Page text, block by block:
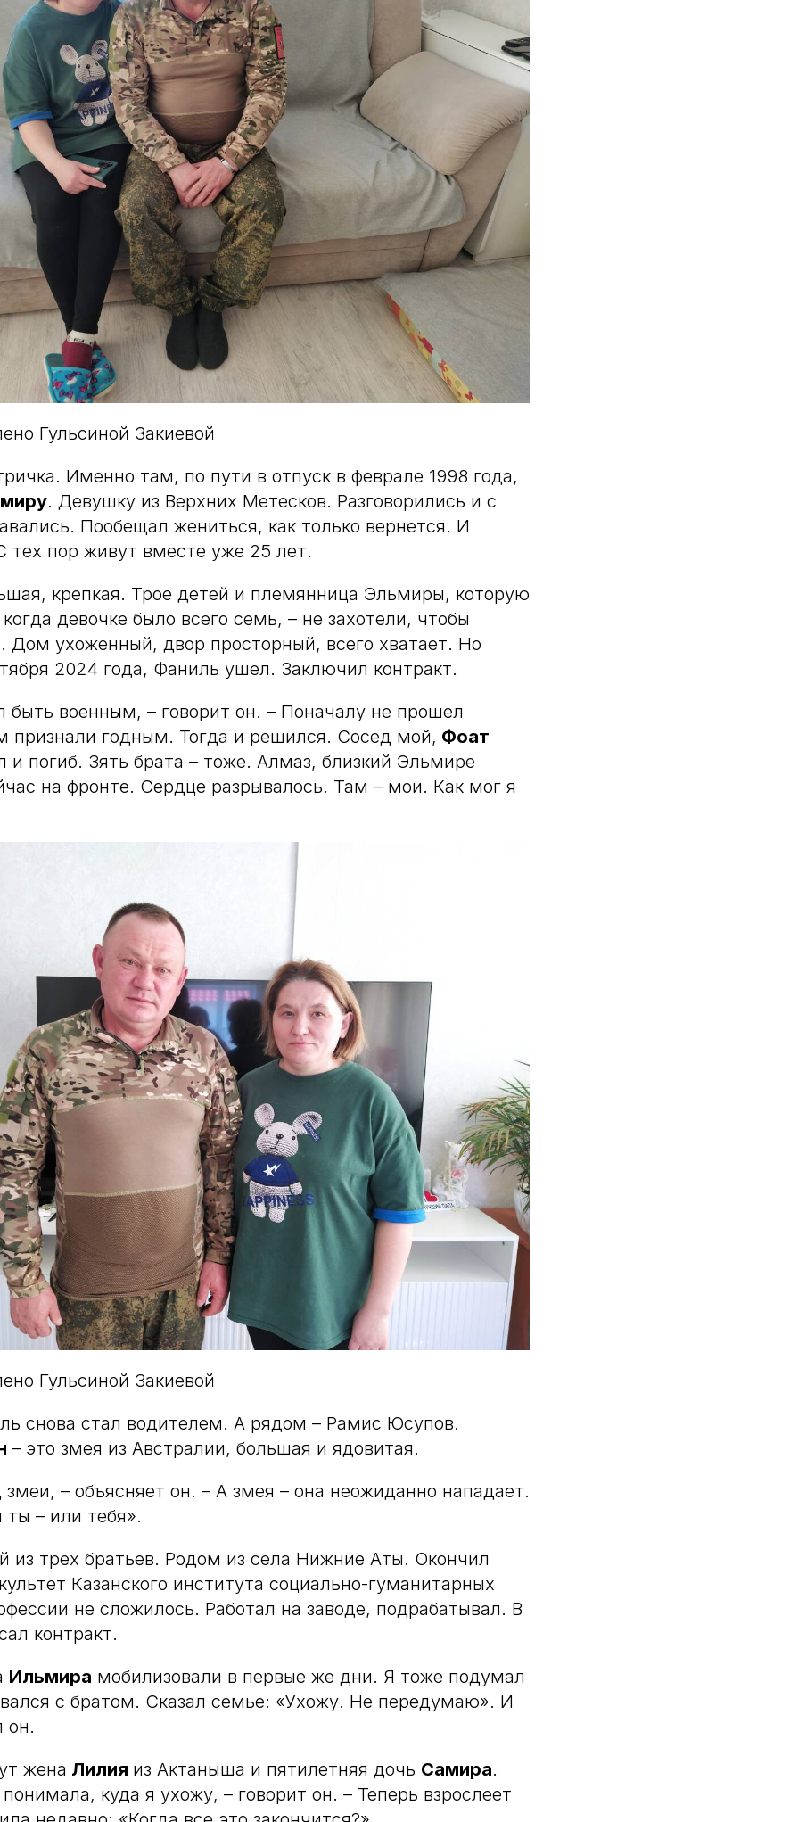
Гульсиной Закиевой
Именно там, по пути в отпуск в феврале 1998 года,
. Девушку из Верхних Метесков. Разговорились и с
Пообещал жениться, как только вернется. И
тех пор живут вместе уже 25 лет.
крепкая. Трое детей и племянница Эльмиры, которую
девочке было всего семь, – не захотели, чтобы
Дом ухоженный, двор просторный, всего хватает. Но
2024 года, Фаниль ушел. Заключил контракт.
быть военным, – говорит он. – Поначалу не прошел
признали годным. Тогда и решился. Сосед мой, Фоат
и погиб. Зять брата – тоже. Алмаз, близкий Эльмире
на фронте. Сердце разрывалось. Там – мои. Как мог я
Гульсиной Закиевой
снова стал водителем. А рядом – Рамис Юсупов.
– это змея из Австралии, большая и ядовитая.
змеи, – объясняет он. – А змея – она неожиданно нападает.
– или тебя».
из трех братьев. Родом из села Нижние Аты. Окончил
Казанского института социально-гуманитарных
не сложилось. Работал на заводе, подрабатывал. В
контракт.
Ильмира мобилизовали в первые же дни. Я тоже подумал
с братом. Сказал семье: «Ухожу. Не передумаю». И
он.
жена Лилия из Актаныша и пятилетняя дочь Самира.
куда я ухожу, – говорит он. – Теперь взрослеет